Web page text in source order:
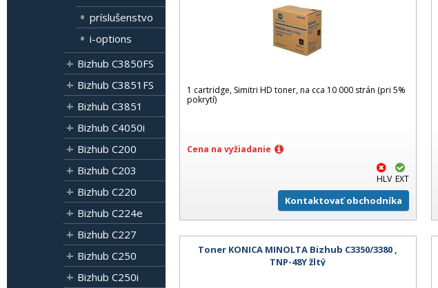
príslušenstvo
i-options
Bizhub C3850FS
Bizhub C3851FS
Bizhub C3851
Bizhub C4050i
Bizhub C200
Bizhub C203
Bizhub C220
Bizhub C224e
Bizhub C227
Bizhub C250
Bizhub C250i
1 cartridge, Simitri HD toner, na cca 10 000 strán (pri 5%
pokrytí)
Cena na vyžiadanie
HLV EXT
Kontaktovať obchodníka
Toner KONICA MINOLTA Bizhub C3350/3380 ,
TNP-48Y žltý